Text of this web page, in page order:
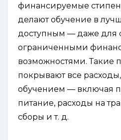
финансируемые
делают обучение в
доступным — даже для
ограниченными
возможностями. Такие
покрывают все
обучением — включая
питание, расходы на
сборы и т. д.